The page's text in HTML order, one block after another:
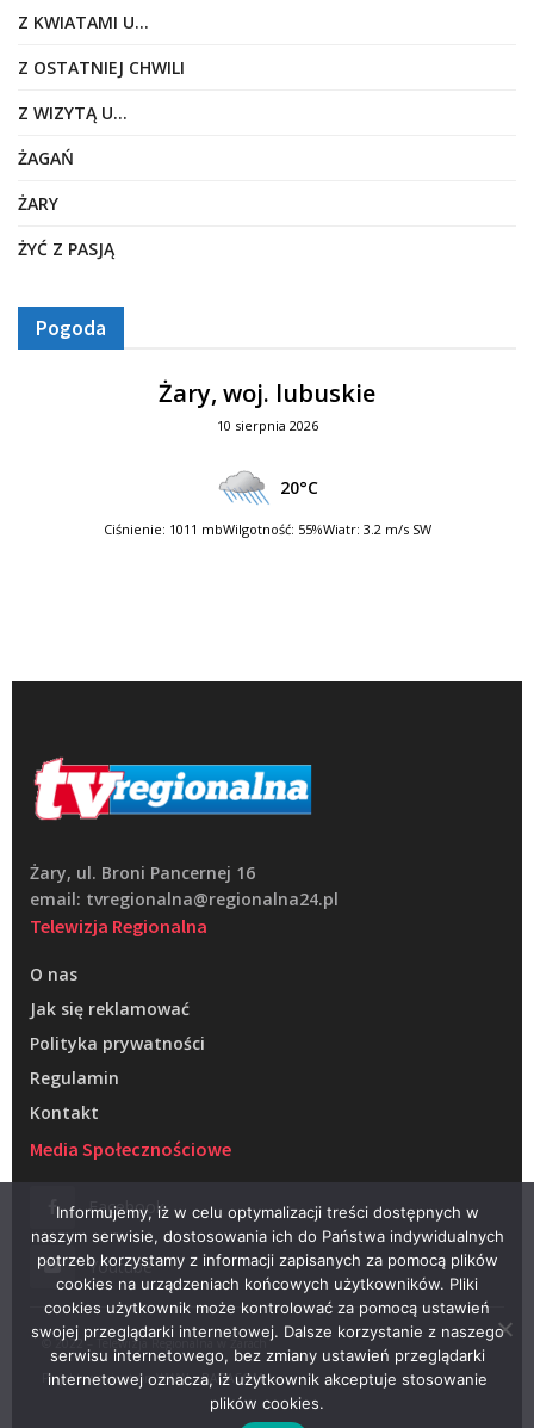
Z KWIATAMI U…
Z OSTATNIEJ CHWILI
Z WIZYTĄ U…
ŻAGAŃ
ŻARY
ŻYĆ Z PASJĄ
Pogoda
Żary, woj. lubuskie
10 sierpnia 2026
20°C
Ciśnienie: 1011 mbWilgotność: 55%Wiatr: 3.2 m/s SW
Żary, ul. Broni Pancernej 16
email: tvregionalna@regionalna24.pl
Telewizja Regionalna
O nas
Jak się reklamować
Polityka prywatności
Regulamin
Kontakt
Media Społecznościowe
Facebook
Youtube
© 2022 – Telewizja Regionalna w Żarach
Projektowanie stron WWW –RAGACOM
Informujemy, iż w celu optymalizacji treści dostępnych w
naszym serwisie, dostosowania ich do Państwa indywidualnych
potrzeb korzystamy z informacji zapisanych za pomocą plików
cookies na urządzeniach końcowych użytkowników. Pliki
cookies użytkownik może kontrolować za pomocą ustawień
swojej przeglądarki internetowej. Dalsze korzystanie z naszego
serwisu internetowego, bez zmiany ustawień przeglądarki
internetowej oznacza, iż użytkownik akceptuje stosowanie
plików cookies.